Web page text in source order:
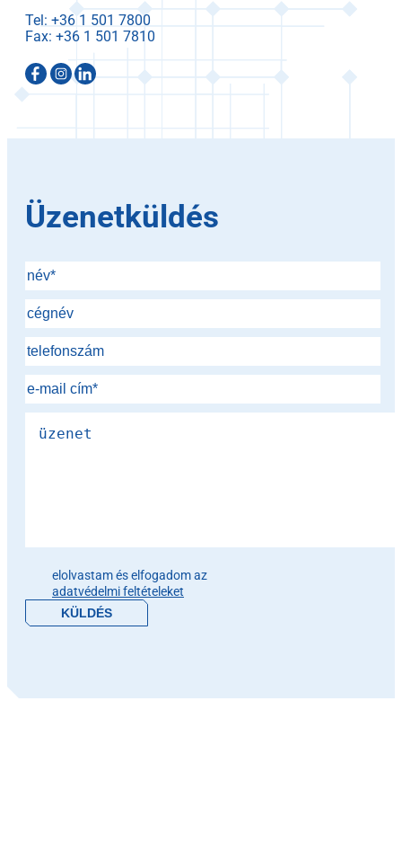
Tel:
Fax:
Üzenetküldés
elolvastam és elfogadom az
adatvédelmi feltételeket